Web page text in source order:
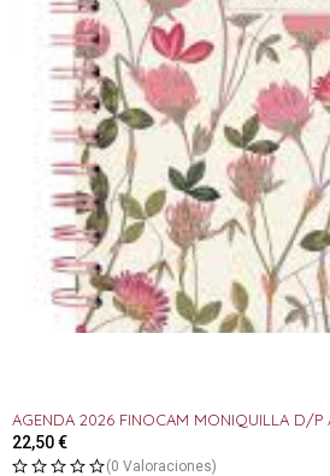
AGENDA 2026 FINOCAM MONIQUILLA D/P
22,50€
(0 Valoraciones)